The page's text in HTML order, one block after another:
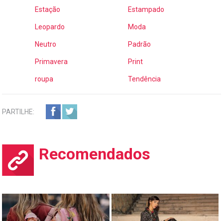
Estação Estampado
Leopardo Moda
Neutro Padrão
Primavera Print
roupa Tendência
PARTILHE:
Recomendados